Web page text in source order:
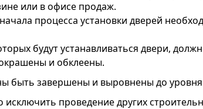
или в офисе продаж.
процесса установки дверей
будут устанавливаться двери,
и обклеены.
быть завершены и выровнены до
проведение других